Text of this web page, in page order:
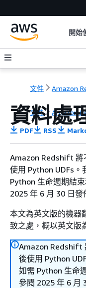
開始
文件 Amazon
文件 Amazon
資料處
PDF RSS
Amazon Redshift 將
使用 Python UDFs。
Python 生命週期結
2025 年 6 月 30 日發
本文為英文版的機器
致之處，概以英文版
Amazon Redshift
後使用 Python
如需 Python 生命
參閱 2025 年 6 月